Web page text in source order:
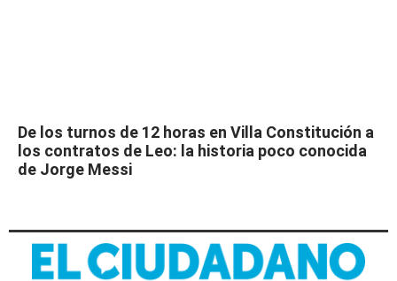
De los turnos de 12 horas en Villa Constitución a
los contratos de Leo: la historia poco conocida
de Jorge Messi